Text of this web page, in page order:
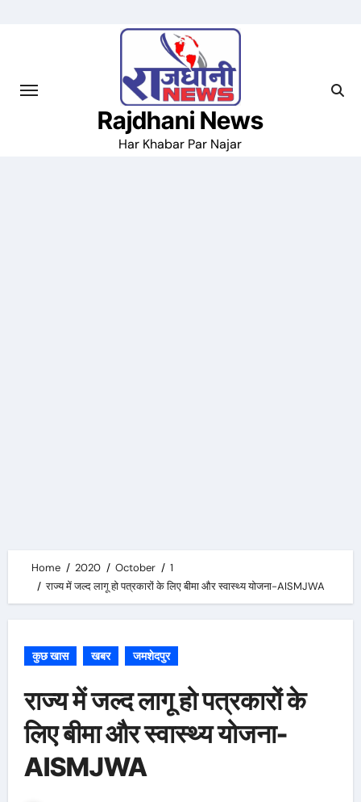
Rajdhani News
Har Khabar Par Najar
Home 2020 October
1
राज्य में जल्द लागू हो पत्रकारों के लिए बीमा और स्वास्थ्य योजना-AISMJWA
कुछ खास खबर जमशेदपुर
राज्य में जल्द लागू हो पत्रकारों के
लिए बीमा और स्वास्थ्य योजना-
AISMJWA